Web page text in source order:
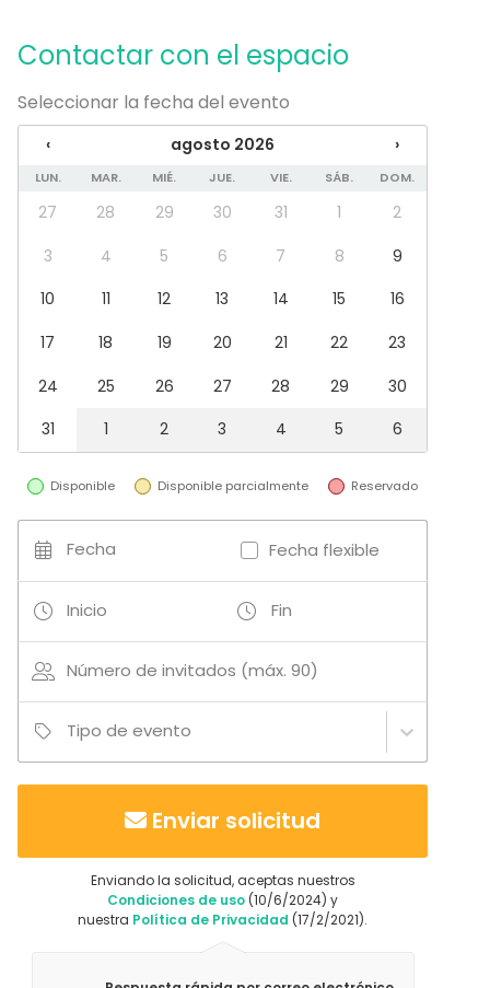
Boda
Cena / Comida
Reunión / Workshop
Conferencia / Formación
Evento corporativo
Fiesta de empresa
Celebración familiar
Hotel
Contactar con el espacio
Seleccionar la fecha del evento
‹ agosto 2026 ›
LUN. MAR. MIÉ. JUE. VIE. SÁB. DOM.
27 28 29 30 31 1
2
3
4 5 6 7 8
9
10
11 12 13 14 15
16
17
18 19 20 21 22
23
24
25 26 27 28 29
30
31
1 2 3 4 5 6
Disponible Disponible parcialmente Reservado
Fecha Fecha flexible
Inicio Fin
Número de invitados (máx. 90)
Tipo de evento
Enviar solicitud
Enviando la solicitud, aceptas nuestros
Condiciones de uso (10/6/2024) y
nuestra Política de Privacidad (17/2/2021).